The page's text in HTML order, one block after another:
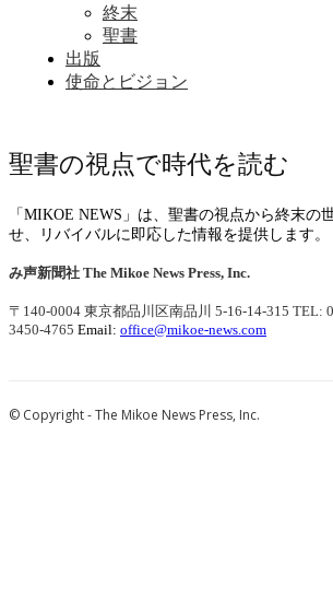
終末
聖書
出版
使命とビジョン
聖書の視点で時代を読む
「MIKOE NEWS」は、聖書の視点から終末の
せ、リバイバルに即応した情報を提供します。
み声新聞社 The Mikoe News Press, Inc.
〒140-0004 東京都品川区南品川 5-16-14-315 TEL:
3450-4765 Email: office@mikoe-news.com
© Copyright - The Mikoe News Press, Inc.